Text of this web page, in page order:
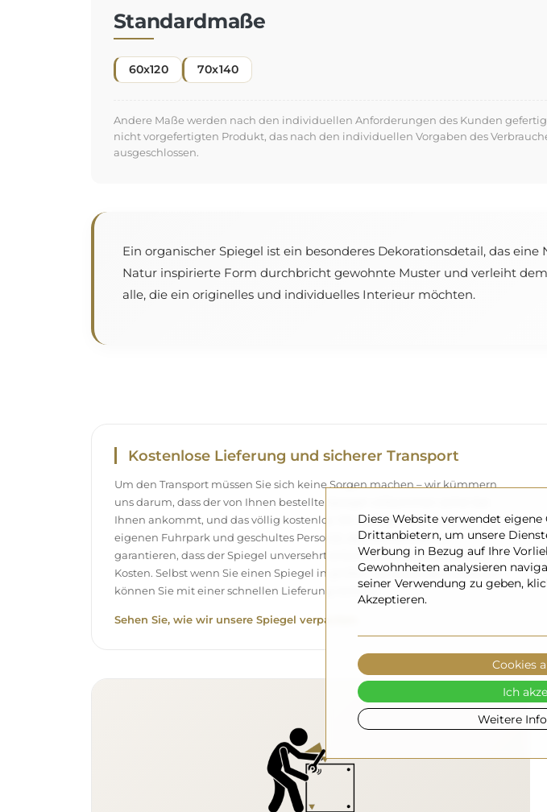
Standardmaße
60x120 70x140
Andere Maße werden nach den individuellen Anforderungen des Kunden
nicht vorgefertigten Produkt, das nach den individuellen Vorgaben des
ausgeschlossen.
Ein organischer Spiegel ist ein besonderes Dekorationsdetail, das
Natur inspirierte Form durchbricht gewohnte Muster und verleiht
alle, die ein originelles und individuelles Interieur möchten.
Kostenlose Lieferung und sicherer Transport
Um den Transport müssen Sie sich keine Sorgen machen – wir kümmern
uns darum, dass der von Ihnen bestellte Spiegel vollkommen sicher bei
Ihnen ankommt, und das völlig kostenlos. Wir verfügen über einen
eigenen Fuhrpark und geschultes Personal, deshalb können wir
garantieren, dass der Spiegel unversehrt ankommt, ohne zusätzliche
Kosten. Selbst wenn Sie einen Spiegel in großen Abmessungen bestellen,
können Sie mit einer schnellen Lieferung rechnen.
Sehen Sie, wie wir unsere Spiegel verpacken.
Diese Website verwendet eigene
Drittanbietern, um unsere
Werbung in Bezug auf Ihre
Gewohnheiten analysieren
seiner Verwendung zu geben,
Akzeptieren.
Weitere
Cookies
Ich